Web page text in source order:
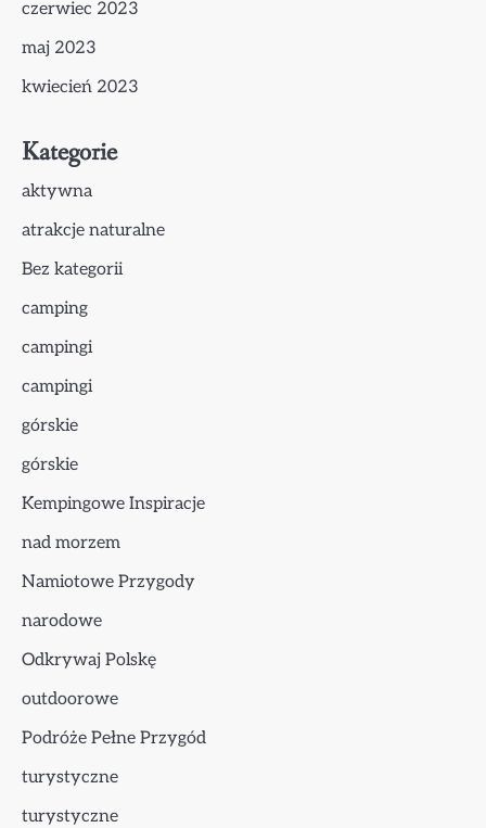
czerwiec 2023
maj 2023
kwiecień 2023
Kategorie
aktywna
atrakcje naturalne
Bez kategorii
camping
campingi
campingi
górskie
górskie
Kempingowe Inspiracje
nad morzem
Namiotowe Przygody
narodowe
Odkrywaj Polskę
outdoorowe
Podróże Pełne Przygód
turystyczne
turystyczne